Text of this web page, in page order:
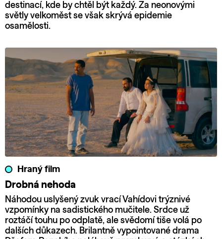
destinací, kde by chtěl být každý. Za neonovými
světly velkoměst se však skrývá epidemie
osamělosti.
Hraný film
Drobná nehoda
Náhodou uslyšený zvuk vrací Vahídovi trýznivé
vzpomínky na sadistického mučitele. Srdce už
roztáčí touhu po odplatě, ale svědomí tiše volá po
dalších důkazech. Brilantně vypointované drama